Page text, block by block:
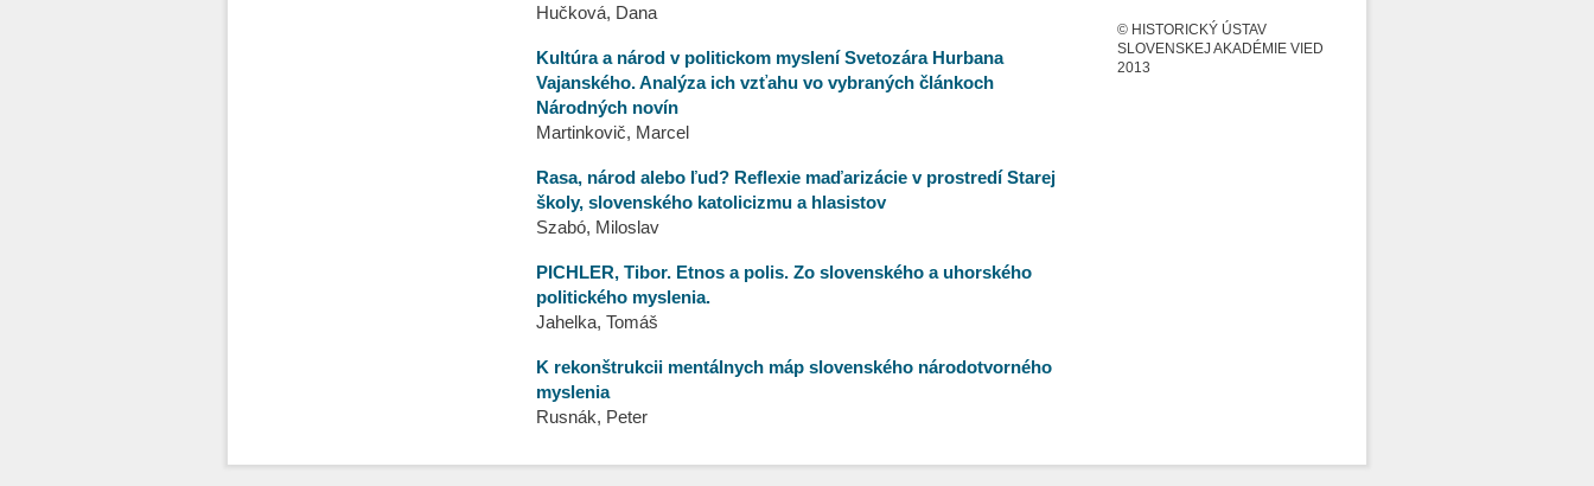
Hučková, Dana
Kultúra a národ v politickom myslení Svetozára Hurbana
Vajanského. Analýza ich vzťahu vo vybraných článkoch
Národných novín
Martinkovič, Marcel
Rasa, národ alebo ľud? Reflexie maďarizácie v prostredí Starej
školy, slovenského katolicizmu a hlasistov
Szabó, Miloslav
PICHLER, Tibor. Etnos a polis. Zo slovenského a uhorského
politického myslenia.
Jahelka, Tomáš
K rekonštrukcii mentálnych máp slovenského národotvorného
myslenia
Rusnák, Peter
© HISTORICKÝ ÚSTAV
SLOVENSKEJ AKADÉMIE VIED
2013